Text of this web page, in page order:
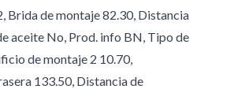
Brida de montaje 82.30, Distancia
aceite No, Prod. info BN, Tipo de
de montaje 2 10.70,
133.50, Distancia de